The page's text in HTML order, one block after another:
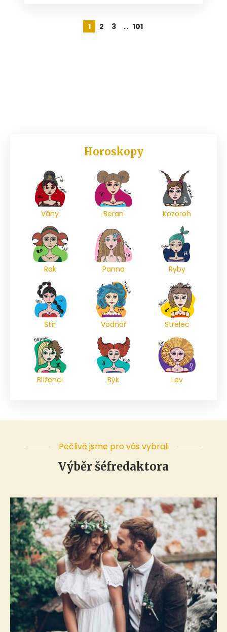
1 2 3 … 101
Horoskopy
Váhy Beran Kozoroh
Rak Panna Ryby
Štír Vodnář Střelec
Blíženci Býk Lev
Pečlivě jsme pro vás vybrali
Výběr šéfredaktora